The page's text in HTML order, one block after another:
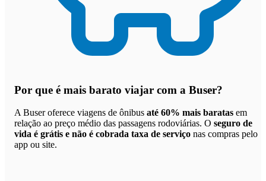
Por que é mais barato viajar com a Buser?
A Buser oferece viagens de ônibus até 60% mais baratas em
relação ao preço médio das passagens rodoviárias. O seguro de
vida é grátis e não é cobrada taxa de serviço nas compras pelo
app ou site.